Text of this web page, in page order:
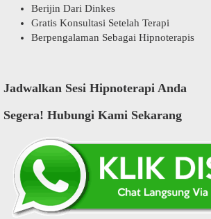
Berijin Dari Dinkes
Gratis Konsultasi Setelah Terapi
Berpengalaman Sebagai Hipnoterapis
Jadwalkan Sesi Hipnoterapi Anda
Segera! Hubungi Kami Sekarang